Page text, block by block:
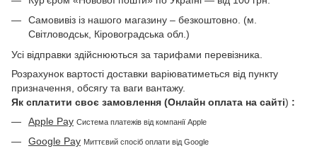
Самовивіз із нашого магазину – безкоштовно. (м.
Світловодськ, Кіровоградська обл.)
Усі відправки здійснюються за тарифами перевізника.
Розрахунок вартості доставки варіюватиметься від пункту
призначення, обсягу та ваги вантажу.
Як сплатити своє замовлення (Онлайн оплата на сайті) :
Apple Pay Система платежів від компанії Apple
Google Pay Миттєвий спосіб оплати від Google